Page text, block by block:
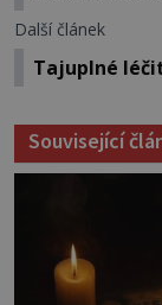
Další článek
Tajuplné
Související